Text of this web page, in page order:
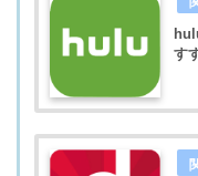
す